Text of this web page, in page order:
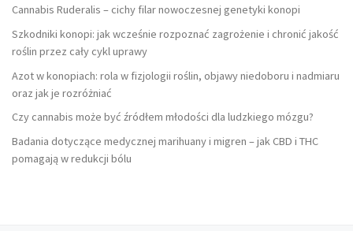
Cannabis Ruderalis – cichy filar nowoczesnej genetyki konopi
Szkodniki konopi: jak wcześnie rozpoznać zagrożenie i chronić jakość
roślin przez cały cykl uprawy
Azot w konopiach: rola w fizjologii roślin, objawy niedoboru i nadmiaru
oraz jak je rozróżniać
Czy cannabis może być źródłem młodości dla ludzkiego mózgu?
Badania dotyczące medycznej marihuany i migren – jak CBD i THC
pomagają w redukcji bólu